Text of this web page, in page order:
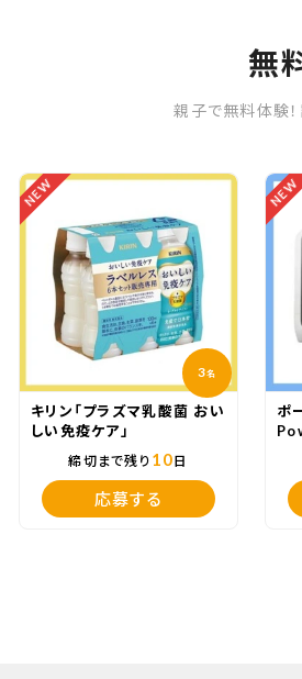
無
親子で無料体験
NEW
3名
キリン「プラズマ乳酸菌 おい
しい免疫ケア」
締切まで残り 10日
応募する
NEW
ポ